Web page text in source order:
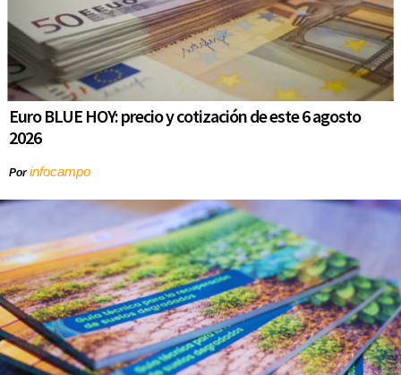
Euro BLUE HOY: precio y cotización de este 6 agosto
2026
Porinfocampo